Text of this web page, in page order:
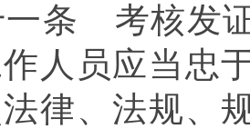
条 考核发
人员应当忠
律、法规、